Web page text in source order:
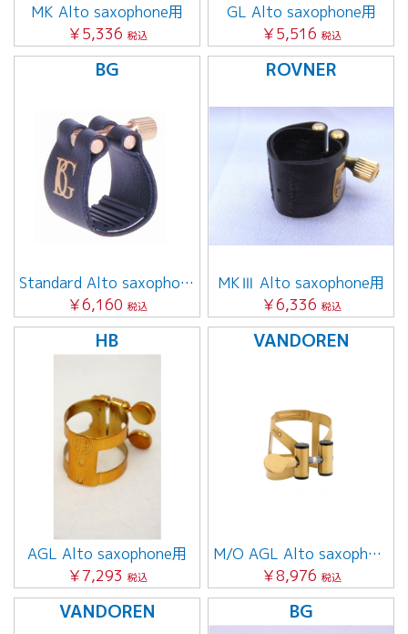
MK Alto saxophone用
￥5,336 税込
GL Alto saxophone用
￥5,516 税込
BG
Standard Alto saxophone用
￥6,160 税込
ROVNER
MKⅢ Alto saxophone用
￥6,336 税込
HB
AGL Alto saxophone用
￥7,293 税込
VANDOREN
M/O AGL Alto saxophone用
￥8,976 税込
VANDOREN BG